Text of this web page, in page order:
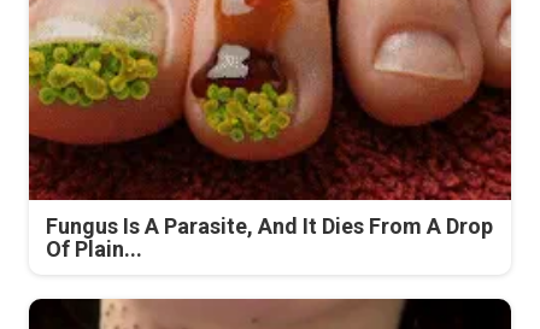
Fungus Is A Parasite, And It Dies From A Drop
Of Plain...